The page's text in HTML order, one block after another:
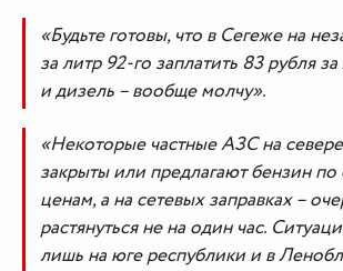
«Будьте готовы, что в Сегеже на
за литр 92-го заплатить 83 рубля
и дизель – вообще молчу».
«Некоторые частные АЗС на
закрыты или предлагают бензин
ценам, а на сетевых заправках –
растянуться не на один час.
лишь на юге республики и в